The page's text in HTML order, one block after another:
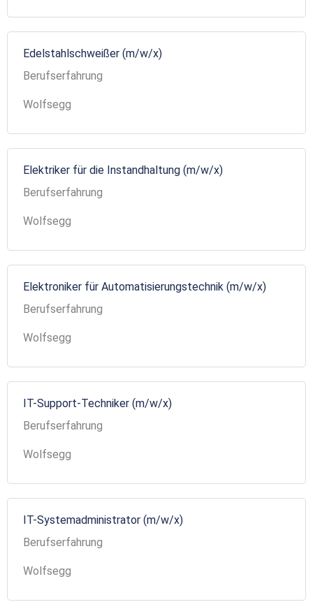
Edelstahlschweißer (m/w/x)
Berufserfahrung
Wolfsegg
Elektriker für die Instandhaltung (m/w/x)
Berufserfahrung
Wolfsegg
Elektroniker für Automatisierungstechnik (m/w/x)
Berufserfahrung
Wolfsegg
IT-Support-Techniker (m/w/x)
Berufserfahrung
Wolfsegg
IT-Systemadministrator (m/w/x)
Berufserfahrung
Wolfsegg